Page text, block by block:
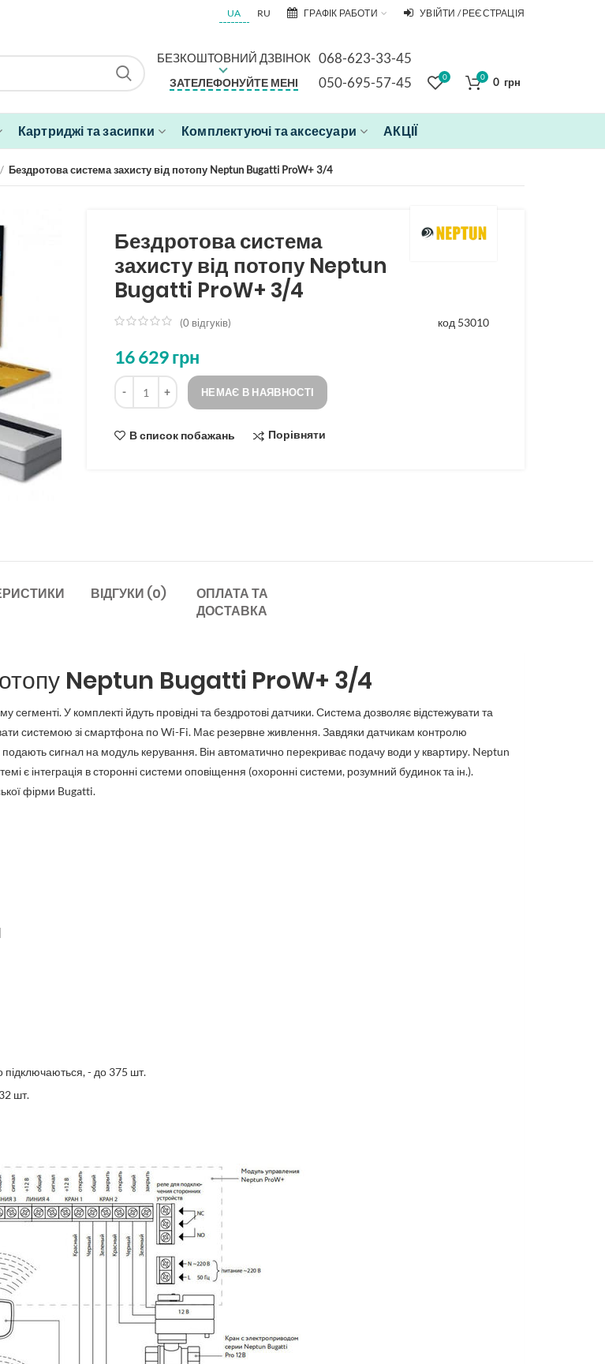
UA RU ГРАФІК РАБОТИ УВІЙТИ / РЕЄСТРАЦІЯ
БЕЗКОШТОВНИЙ ДЗВІНОК 068-623-33-45
ЗАТЕЛЕФОНУЙТЕ МЕНІ 050-695-57-45 0 0 0 грн
Картриджі та засипки Комплектуючі та аксесуари АКЦІЇ
Бездротова система захисту від потопу Neptun Bugatti ProW+ 3/4
Бездротова система
захисту від потопу Neptun
Bugatti ProW+ 3/4
код 53010
(0 відгуків)
16 629грн
Кількість
НЕМАЄ В НАЯВНОСТІ
В список побажань Порівняти
ВІДГУКИ (0)
ОПЛАТА ТА
ДОСТАВКА
Neptun Bugatti ProW+ 3/4
У комплекті йдуть провідні та бездротові датчики. Система дозволяє відстежувати та
системою зі смартфона по Wi-Fi. Має резервне живлення. Завдяки датчикам контролю
сигнал на модуль керування. Він автоматично перекриває подачу води у квартиру. Neptun
є інтеграція в сторонні системи оповіщення (охоронні системи, розумний будинок та ін.).
фірми Bugatti.
підключаються, - до 375 шт.
шт.